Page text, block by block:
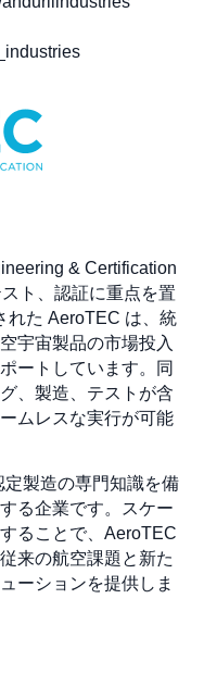
& Certification
ト、認証に重点を置
れた AeroTEC は、統
宇宙製品の市場投入
ートしています。同
、製造、テストが含
ムレスな実行が可能
製造の専門知識を備
る企業です。スケー
ることで、AeroTEC
来の航空課題と新た
ーションを提供しま